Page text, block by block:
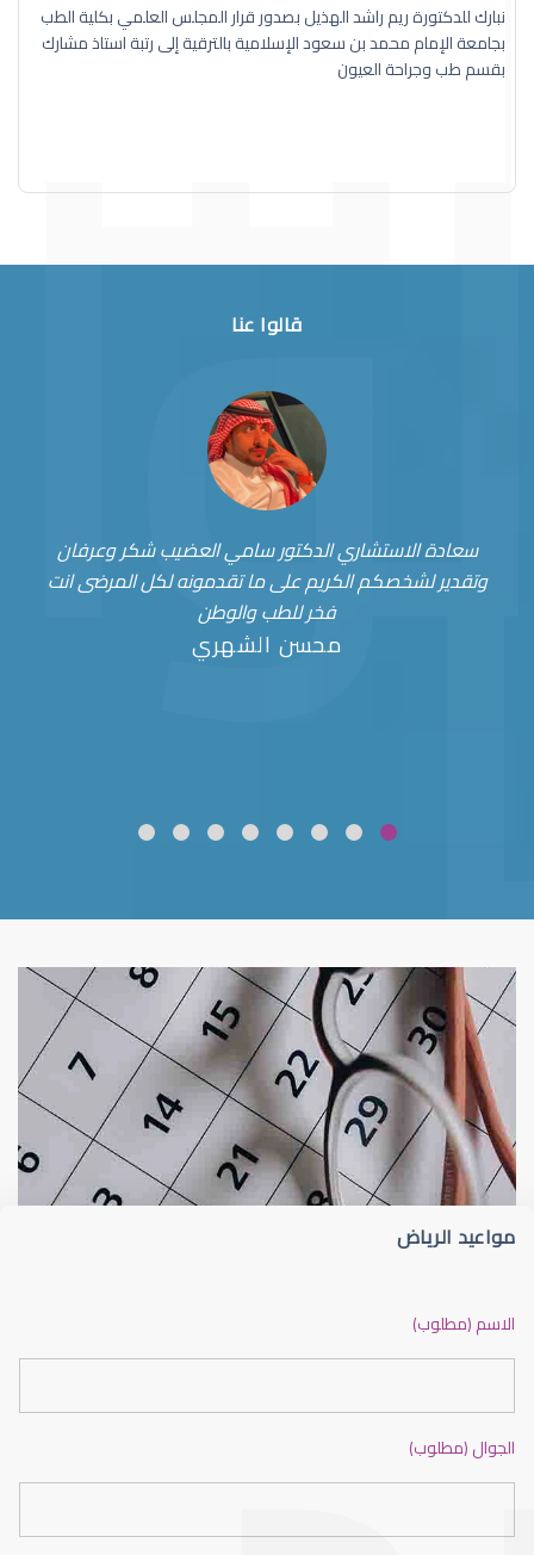
نبارك للدكتورة ريم راشد الهذيل بصدور قرار المجلس العلمي بكلية الطب
بجامعة الإمام محمد بن سعود الإسلامية بالترقية إلى رتبة استاذ مشارك
بقسم طب وجراحة العيون
قالوا عنا
سعادة الاستشاري الدكتور سامي العضيب شكر وعرفان
وتقدير لشخصكم الكريم على ما تقدمونه لكل المرضى انت
فخر للطب والوطن
محسن الشهري
قلوبال لرعاية العين ضعف نظر
ضعف نظر الاطفال
مواعيد الرياض
الاسم (مطلوب)
الجوال (مطلوب)